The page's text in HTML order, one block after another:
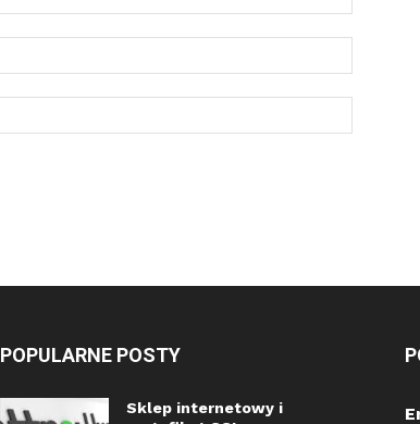
POPULARNE POSTY
Sklep internetowy i